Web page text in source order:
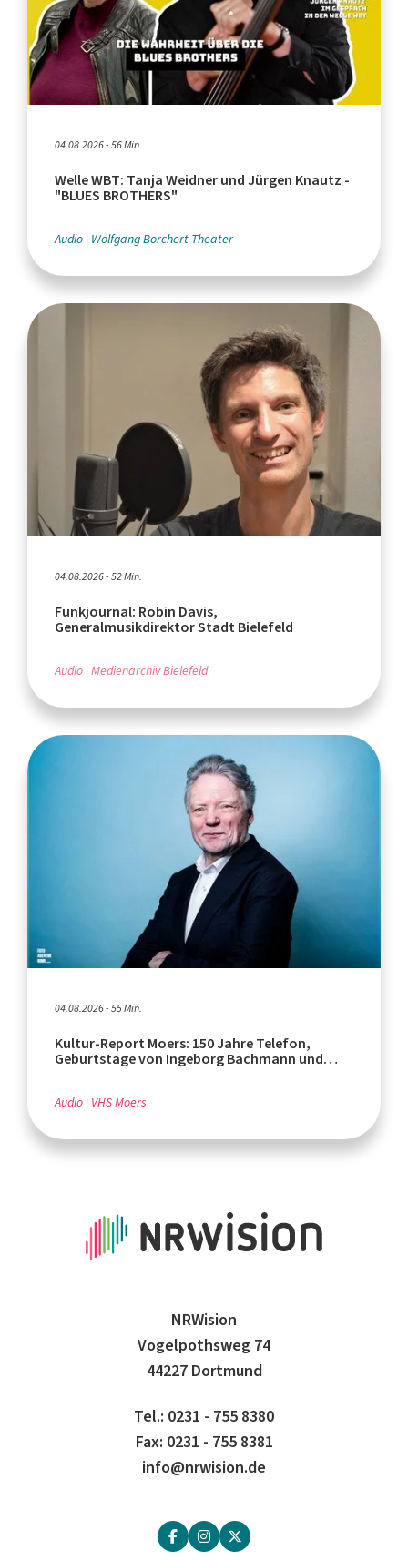
04.08.2026 - 56 Min.
Welle WBT: Tanja Weidner und Jürgen Knautz -
"BLUES BROTHERS"
Audio Wolfgang Borchert Theater
04.08.2026 - 52 Min.
Funkjournal: Robin Davis,
Generalmusikdirektor Stadt Bielefeld
Audio Medienarchiv Bielefeld
04.08.2026 - 55 Min.
Kultur-Report Moers: 150 Jahre Telefon,
Geburtstage von Ingeborg Bachmann und
Audio VHS Moers
NRWision
Vogelpothsweg 74
44227 Dortmund
Tel.: 0231 - 755 8380
Fax: 0231 - 755 8381
info@nrwision.de